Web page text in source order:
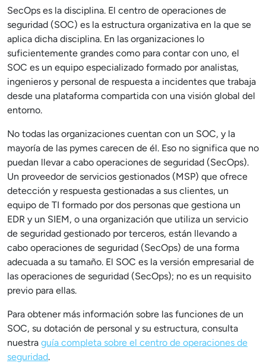
SecOps es la disciplina. El centro de operaciones de
seguridad (SOC) es la estructura organizativa en la que se
aplica dicha disciplina. En las organizaciones lo
suficientemente grandes como para contar con uno, el
SOC es un equipo especializado formado por analistas,
ingenieros y personal de respuesta a incidentes que trabaja
desde una plataforma compartida con una visión global del
entorno.
No todas las organizaciones cuentan con un SOC, y la
mayoría de las pymes carecen de él. Eso no significa que no
puedan llevar a cabo operaciones de seguridad (SecOps).
Un proveedor de servicios gestionados (MSP) que ofrece
detección y respuesta gestionadas a sus clientes, un
equipo de TI formado por dos personas que gestiona un
EDR y un SIEM, o una organización que utiliza un servicio
de seguridad gestionado por terceros, están llevando a
cabo operaciones de seguridad (SecOps) de una forma
adecuada a su tamaño. El SOC es la versión empresarial de
las operaciones de seguridad (SecOps); no es un requisito
previo para ellas.
Para obtener más información sobre las funciones de un
SOC, su dotación de personal y su estructura, consulta
nuestra guía completa sobre el centro de operaciones de
seguridad.